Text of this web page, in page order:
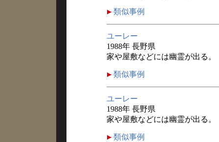
類似事例
ユーレー
1988年 長野県
家や屋敷などには幽霊が出る。
類似事例
ユーレー
1988年 長野県
家や屋敷などには幽霊が出る。
類似事例